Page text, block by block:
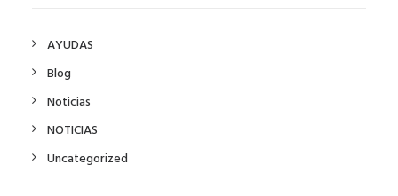
AYUDAS
Blog
Noticias
NOTICIAS
Uncategorized